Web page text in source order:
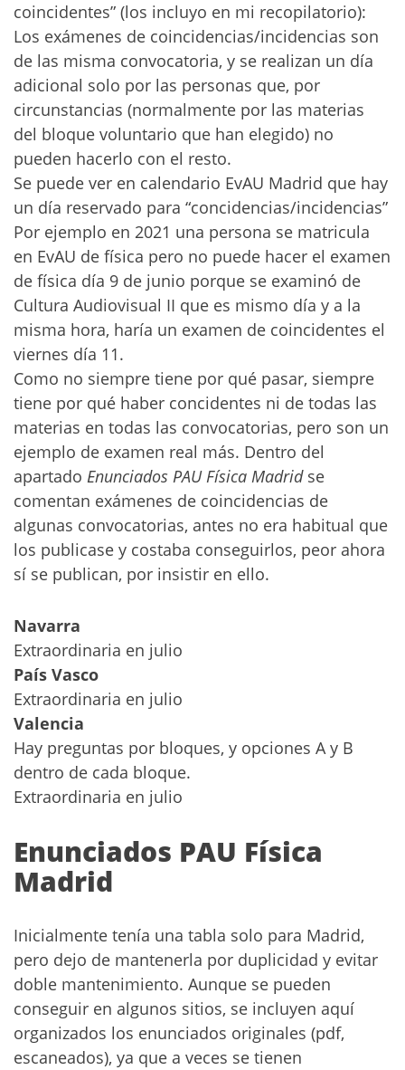
coincidentes” (los incluyo en mi recopilatorio):
Los exámenes de coincidencias/incidencias son
de las misma convocatoria, y se realizan un día
adicional solo por las personas que, por
circunstancias (normalmente por las materias
del bloque voluntario que han elegido) no
pueden hacerlo con el resto.
Se puede ver en calendario EvAU Madrid que hay
un día reservado para “concidencias/incidencias”
Por ejemplo en 2021 una persona se matricula
en EvAU de física pero no puede hacer el examen
de física día 9 de junio porque se examinó de
Cultura Audiovisual II que es mismo día y a la
misma hora, haría un examen de coincidentes el
viernes día 11.
Como no siempre tiene por qué pasar, siempre
tiene por qué haber concidentes ni de todas las
materias en todas las convocatorias, pero son un
ejemplo de examen real más. Dentro del
apartado Enunciados PAU Física Madridse
comentan exámenes de coincidencias de
algunas convocatorias, antes no era habitual que
los publicase y costaba conseguirlos, peor ahora
sí se publican, por insistir en ello.
Navarra
Extraordinaria en julio
País Vasco
Extraordinaria en julio
Valencia
Hay preguntas por bloques, y opciones A y B
dentro de cada bloque.
Extraordinaria en julio
Enunciados PAU Física
Madrid
Inicialmente tenía una tabla solo para Madrid,
pero dejo de mantenerla por duplicidad y evitar
doble mantenimiento. Aunque se pueden
conseguir en algunos sitios, se incluyen aquí
organizados los enunciados originales (pdf,
escaneados), ya que a veces se tienen